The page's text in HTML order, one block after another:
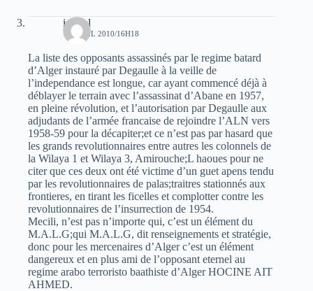
ismael
11 AVRIL 2010/16H18
La liste des opposants assassinés par le regime batard
d’Alger instauré par Degaulle à la veille de
l’independance est longue, car ayant commencé déjà à
déblayer le terrain avec l’assassinat d’Abane en 1957,
en pleine révolution, et l’autorisation par Degaulle aux
adjudants de l’armée francaise de rejoindre l’ALN vers
1958-59 pour la décapiter;et ce n’est pas par hasard que
les grands revolutionnaires entre autres les colonnels de
la Wilaya 1 et Wilaya 3, Amirouche;L haoues pour ne
citer que ces deux ont été victime d’un guet apens tendu
par les revolutionnaires de palas;traitres stationnés aux
frontieres, en tirant les ficelles et complotter contre les
revolutionnaires de l’insurrection de 1954.
Mecili, n’est pas n’importe qui, c’est un élément du
M.A.L.G;qui M.A.L.G, dit renseignements et stratégie,
donc pour les mercenaires d’Alger c’est un élément
dangereux et en plus ami de l’opposant eternel au
regime arabo terroristo baathiste d’Alger HOCINE AIT
AHMED.